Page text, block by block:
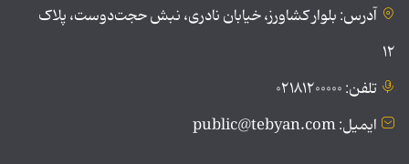
آدرس: بلوار کشاورز، خیابان نادری، نبش حجت‌دوست، پلاک
۱۲
تلفن: ۰۲۱۸۱۲۰۰۰۰۰
ایمیل: public@tebyan.com